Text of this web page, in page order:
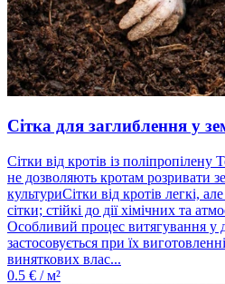
Сітка для заглиблення у
Сітки від кротів із поліпропілену
не дозволяють кротам розривати
культуриСітки від кротів легкі,
сітки; стійкі до дії хімічних та
Особливий процес витягування у
застосовується при їх
виняткових влас...
0.5 € / м²